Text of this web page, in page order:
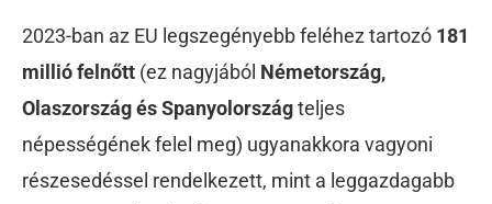
2023-ban az EU legszegényebb feléhez tartozó 181
millió felnőtt (ez nagyjából Németország,
Olaszország és Spanyolországteljes
népességének felel meg) ugyanakkora vagyoni
részesedéssel rendelkezett, mint a leggazdagabb